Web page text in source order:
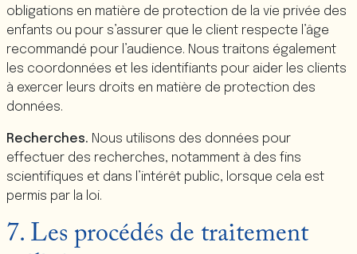
obligations en matière de protection de la vie privée des
enfants ou pour s’assurer que le client respecte l’âge
recommandé pour l’audience. Nous traitons également
les coordonnées et les identifiants pour aider les clients
à exercer leurs droits en matière de protection des
données.
Recherches. Nous utilisons des données pour
effectuer des recherches, notamment à des fins
scientifiques et dans l’intérêt public, lorsque cela est
permis par la loi.
7. Les procédés de traitement